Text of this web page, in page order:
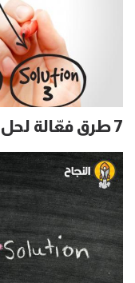
7 طرق فعّالة لحل المشكلات